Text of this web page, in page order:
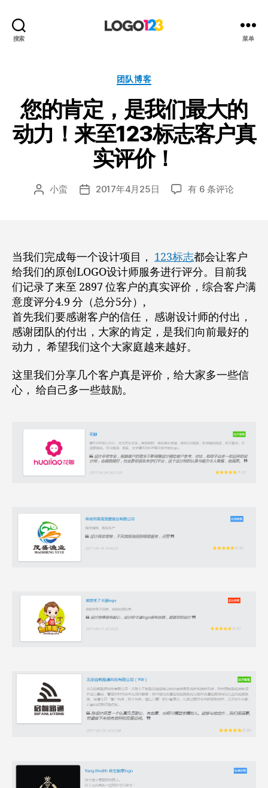
搜索
设
计
博
客
菜单
分
团队博客
您的肯定，是我们最大的
动力！来至123标志客户真
实评价！
文 小蛮
发 2017年4月25日
您
我
们
最
大
动
力！
123
实
评
有 6 条评论
当我们完成每一个设计项目， 123标志都会让客户
给我们的原创LOGO设计师服务进行评分。目前我
们记录了来至 2897 位客户的真实评价，综合客户满
意度评分4.9 分（总分5分）,
首先我们要感谢客户的信任， 感谢设计师的付出，
感谢团队的付出，大家的肯定，是我们向前最好的
动力， 希望我们这个大家庭越来越好。
这里我们分享几个客户真是评价，给大家多一些信
心， 给自己多一些鼓励。